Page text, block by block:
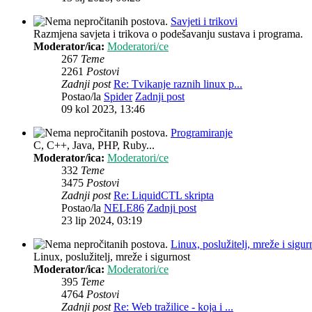
Savjeti i trikovi
Razmjena savjeta i trikova o podešavanju sustava i programa.
Moderator/ica: Moderatori/ce
267 Teme
2261 Postovi
Zadnji post Re: Tvikanje raznih linux p...
Postao/la Spider Zadnji post
09 kol 2023, 13:46
Programiranje
C, C++, Java, PHP, Ruby...
Moderator/ica: Moderatori/ce
332 Teme
3475 Postovi
Zadnji post Re: LiquidCTL skripta
Postao/la NELE86 Zadnji post
23 lip 2024, 03:19
Linux, poslužitelj, mreže i
Linux, poslužitelj, mreže i sigurnost
Moderator/ica: Moderatori/ce
395 Teme
4764 Postovi
Zadnji post Re: Web tražilice - koja i ...